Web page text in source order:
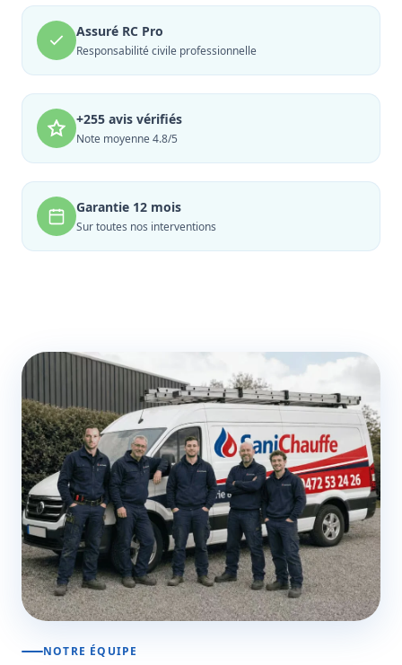
Assuré RC Pro
Responsabilité civile professionnelle
+255 avis vérifiés
Note moyenne 4.8/5
Garantie 12 mois
Sur toutes nos interventions
NOTRE ÉQUIPE